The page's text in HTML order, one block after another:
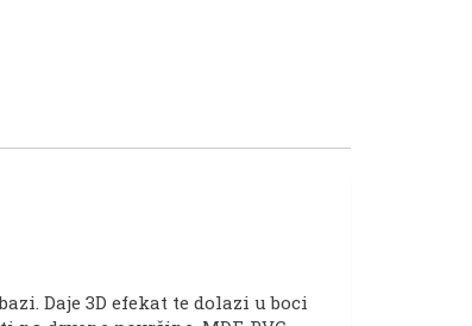
Daje 3D efekat te dolazi u boci